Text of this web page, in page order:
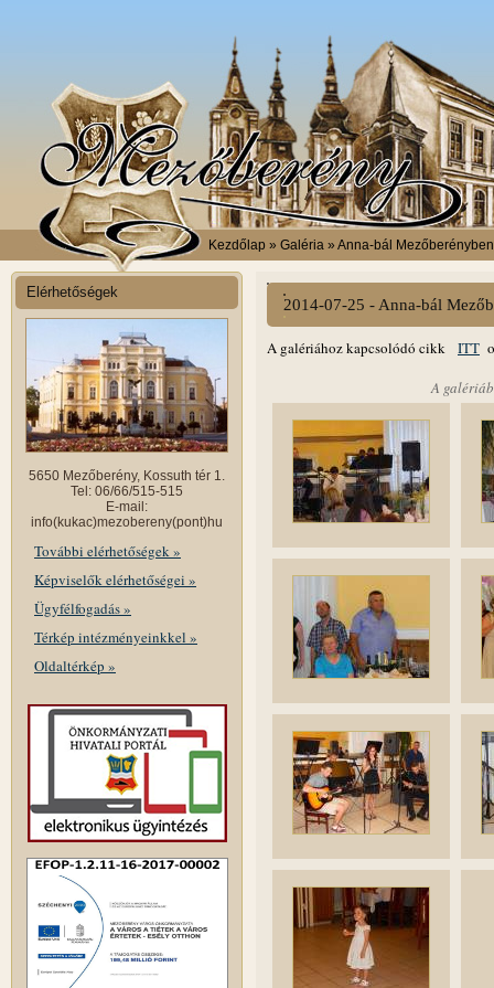
Kezdőlap » Galéria » Anna-bál Mezőberényben
Elérhetőségek
5650 Mezőberény, Kossuth tér 1.
Tel: 06/66/515-515
E-mail:
info(kukac)mezobereny(pont)hu
További elérhetőségek »
Képviselők elérhetőségei »
Ügyfélfogadás »
Térkép intézményeinkkel »
Oldaltérkép »
2014-07-25 - Anna-bál
A galériához kapcsolódó cikk ITT
A